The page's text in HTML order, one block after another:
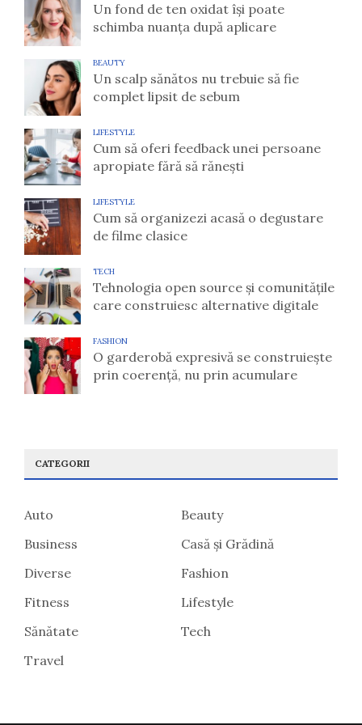
Un fond de ten oxidat își poate
schimba nuanța după aplicare
BEAUTY
Un scalp sănătos nu trebuie să fie
complet lipsit de sebum
LIFESTYLE
Cum să oferi feedback unei persoane
apropiate fără să rănești
LIFESTYLE
Cum să organizezi acasă o degustare
de filme clasice
TECH
Tehnologia open source și comunitățile
care construiesc alternative digitale
FASHION
O garderobă expresivă se construiește
prin coerență, nu prin acumulare
CATEGORII
Auto
Beauty
Business
Casă și Grădină
Diverse
Fashion
Fitness
Lifestyle
Sănătate
Tech
Travel